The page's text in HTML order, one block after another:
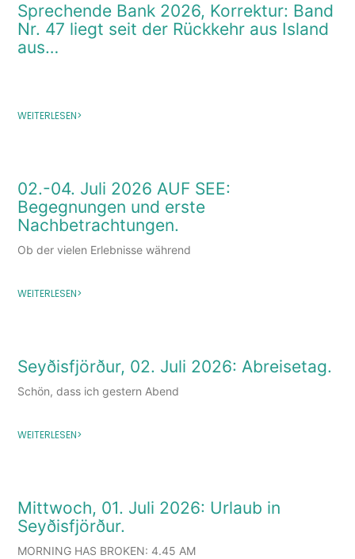
Sprechende Bank 2026, Korrektur: Band
Nr. 47 liegt seit der Rückkehr aus Island
aus…
WEITERLESEN>
02.-04. Juli 2026 AUF SEE:
Begegnungen und erste
Nachbetrachtungen.
Ob der vielen Erlebnisse während
WEITERLESEN>
Seyðisfjörður, 02. Juli 2026: Abreisetag.
Schön, dass ich gestern Abend
WEITERLESEN>
Mittwoch, 01. Juli 2026: Urlaub in
Seyðisfjörður.
MORNING HAS BROKEN: 4.45 AM